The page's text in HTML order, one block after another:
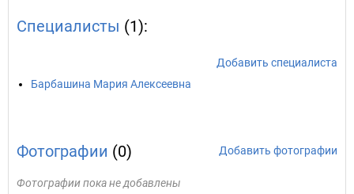
Специалисты (1):
Добавить специалиста
Барбашина Мария Алексеевна
Фотографии (0) Добавить фотографии
Фотографии пока не добавлены